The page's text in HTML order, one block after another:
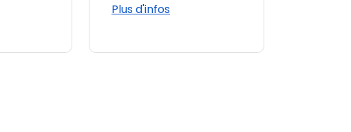
Plus d'infos